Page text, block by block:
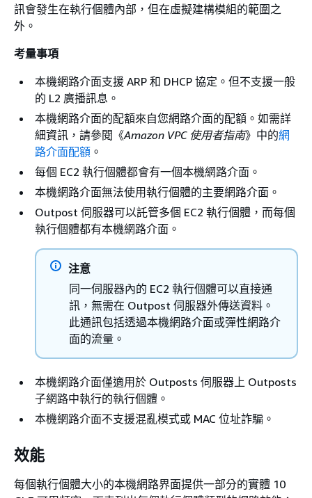
訊會發生在執行個體內部，但在虛擬建構模組的範圍之
外。
考量事項
本機網路介面支援 ARP 和 DHCP 協定。但不支援一般
的 L2 廣播訊息。
本機網路介面的配額來自您網路介面的配額。如需詳
細資訊，請參閱《Amazon VPC 使用者指南》中的網
路介面配額 。
每個 EC2 執行個體都會有一個本機網路介面。
本機網路介面無法使用執行個體的主要網路介面。
Outpost 伺服器可以託管多個 EC2 執行個體，而每個
執行個體都有本機網路介面。
注意
同一伺服器內的 EC2 執行個體可以直接通
訊，無需在 Outpost 伺服器外傳送資料。
此通訊包括透過本機網路介面或彈性網路介
面的流量。
本機網路介面僅適用於 Outposts 伺服器上 Outposts
子網路中執行的執行個體。
本機網路介面不支援混亂模式或 MAC 位址詐騙。
效能
每個執行個體大小的本機網路界面提供一部分的實體 10